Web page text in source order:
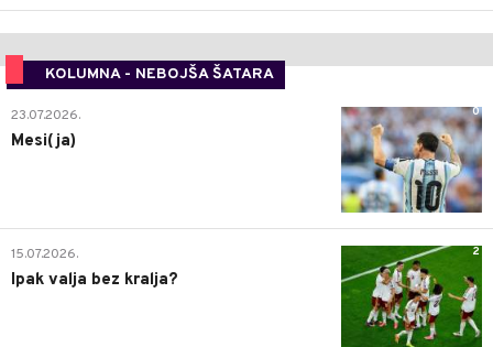
KOLUMNA - NEBOJŠA ŠATARA
0
23.07.2026.
Mesi(ja)
2
15.07.2026.
Ipak valja bez kralja?